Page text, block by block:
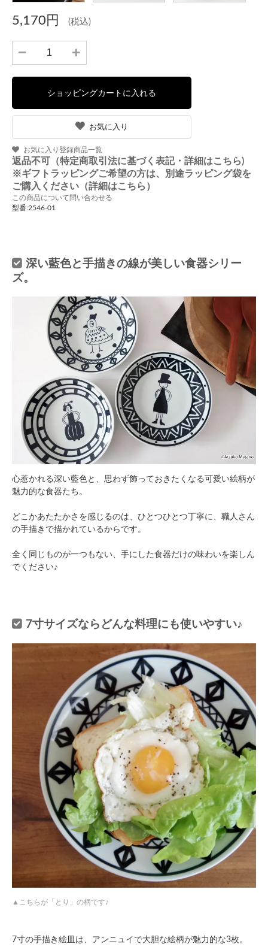
5,170円 (税込)
お気に入り
お気に入り登録商品一覧
返品不可（特定商取引法に基づく表記・詳細はこちら)
※ギフトラッピングご希望の方は、別途ラッピング袋を
ご購入ください（詳細はこちら）
この商品について問い合わせる
型番:2546-01
深い藍色と手描きの線が美しい食器シリー
ズ。
心惹かれる深い藍色と、思わず飾っておきたくなる可愛い絵柄が
魅力的な食器たち。
どこかあたたかさを感じるのは、ひとつひとつ丁寧に、職人さん
の手描きで描かれているからです。
全く同じものが一つもない、手にした食器だけの味わいを楽しん
でください♪
7寸サイズならどんな料理にも使いやすい♪
こちらが「とり」の柄です♪
7寸の手描き絵皿は、アンニュイで大胆な絵柄が魅力的な3枚。